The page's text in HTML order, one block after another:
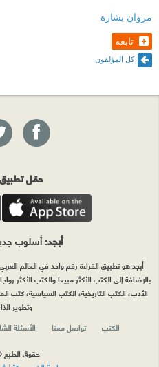
مروان بشارة
تابعه
كل المؤلفون
حمّل تطبيق
أبجد: أسلوب
أبجد هو تطبيق القراءة رقم واحد في العالم
بالإضافة إلى الكتب الأكثر مبيعاً والكتب
الأدب، الكتب التاريخية، الكتب السياسية، كتب
وتطوير
الكتب
تواصل معنا الأسئلة
حقوق الطبع ©